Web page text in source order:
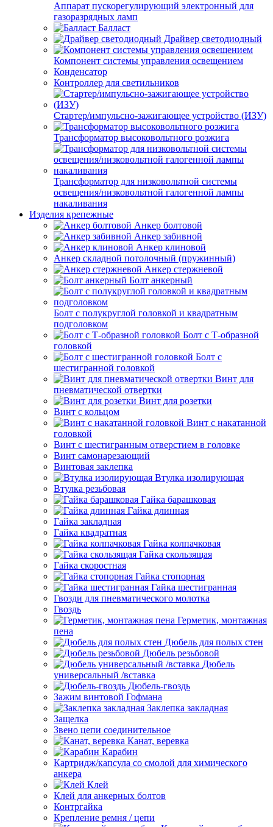
Аппарат пускорегулирующий электронный для
газоразрядных ламп
Балласт
Драйвер светодиодный
Компонент системы управления освещением
Конденсатор
Контроллер для светильников
Стартер/импульсно-зажигающее устройство (ИЗУ)
Трансформатор высоковольтного розжига
Трансформатор для низковольтной системы
освещения/низковольтной галогенной лампы
накаливания
Изделия крепежные
Анкер болтовой
Анкер забивной
Анкер клиновой
Анкер складной потолочный (пружинный)
Анкер стержневой
Болт анкерный
Болт с полукруглой головкой и квадратным
подголовком
Болт с Т-образной
головкой
Болт с
шестигранной головкой
Винт для
пневматической отвертки
Винт для розетки
Винт с кольцом
Винт с накатанной
головкой
Винт с шестигранным отверстием в головке
Винт самонарезающий
Винтовая заклепка
Втулка изолирующая
Втулка резьбовая
Гайка барашковая
Гайка длинная
Гайка закладная
Гайка квадратная
Гайка колпачковая
Гайка скользящая
Гайка скоростная
Гайка стопорная
Гайка шестигранная
Гвозди для пневматического молотка
Гвоздь
Герметик, монтажная
пена
Дюбель для полых стен
Дюбель резьбовой
Дюбель
универсальный /вставка
Дюбель-гвоздь
Зажим винтовой Гофмана
Заклепка закладная
Защелка
Звено цепи соединительное
Канат, веревка
Карабин
Картридж/капсула со смолой для химического
анкера
Клей
Клей для анкерных болтов
Контргайка
Крепление ремня / цепи